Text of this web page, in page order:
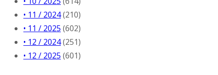
• 11 / 2024(210)
• 11 / 2025 (602)
• 12 / 2024(251)
• 12 / 2025 (601)